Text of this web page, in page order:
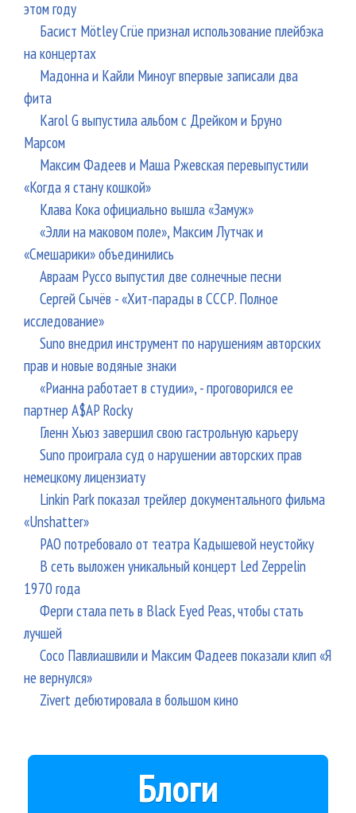
этом году
Басист Mötley Crüe признал использование плейбэка
на концертах
Мадонна и Кайли Миноуг впервые записали два
фита
Karol G выпустила альбом с Дрейком и Бруно
Марсом
Максим Фадеев и Маша Ржевская перевыпустили
«Когда я стану кошкой»
Клава Кока официально вышла «Замуж»
«Элли на маковом поле», Максим Лутчак и
«Смешарики» объединились
Авраам Руссо выпустил две солнечные песни
Сергей Сычёв - «Хит-парады в СССР. Полное
исследование»
Suno внедрил инструмент по нарушениям авторских
прав и новые водяные знаки
«Рианна работает в студии», - проговорился ее
партнер A$AP Rocky
Гленн Хьюз завершил свою гастрольную карьеру
Suno проиграла суд о нарушении авторских прав
немецкому лицензиату
Linkin Park показал трейлер документального фильма
«Unshatter»
РАО потребовало от театра Кадышевой неустойку
В сеть выложен уникальный концерт Led Zeppelin
1970 года
Ферги стала петь в Black Eyed Peas, чтобы стать
лучшей
Сосо Павлиашвили и Максим Фадеев показали клип «Я
не вернулся»
Zivert дебютировала в большом кино
Блоги